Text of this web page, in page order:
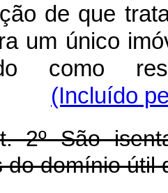
de que
um único
como
(Incluído
2º São
do domínio útil